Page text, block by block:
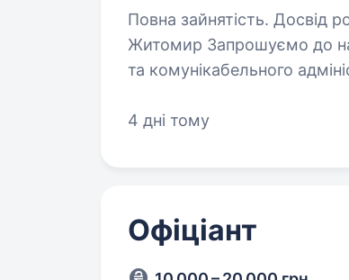
Повна зайнятість. Досвід роботи від 1 року.
Житомир Запрошуємо до нашої команди відповідального
та комунікабельного адміністратора.
4 дні тому
Офіціант